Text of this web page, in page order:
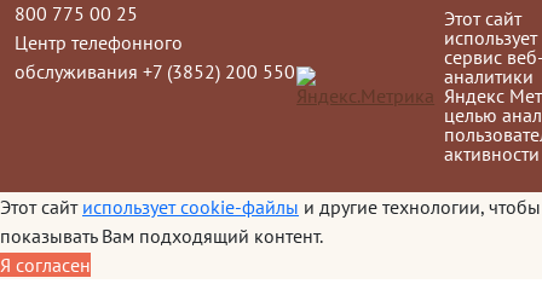
800 775 00 25
Центр телефонного
обслуживания +7 (3852) 200 550
Этот сайт
использует
сервис
аналитики
Яндекс
целью
активности
Этот сайт использует cookie-файлы и другие технологии, чтобы
показывать Вам подходящий контент.
Я согласен